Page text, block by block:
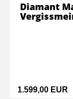
1.599,00 EUR
Diamant